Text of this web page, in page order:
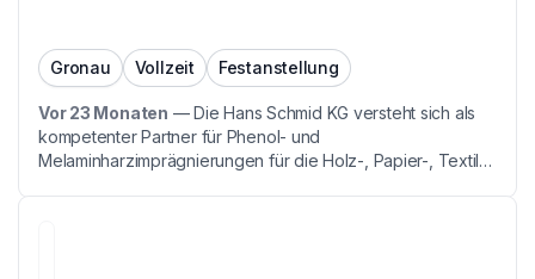
Gronau Vollzeit Festanstellung
Vor 23 Monaten —Die Hans Schmid KG versteht sich als
kompetenter Partner für Phenol- und
Melaminharzimprägnierungen für die Holz-, Papier-, Textil-